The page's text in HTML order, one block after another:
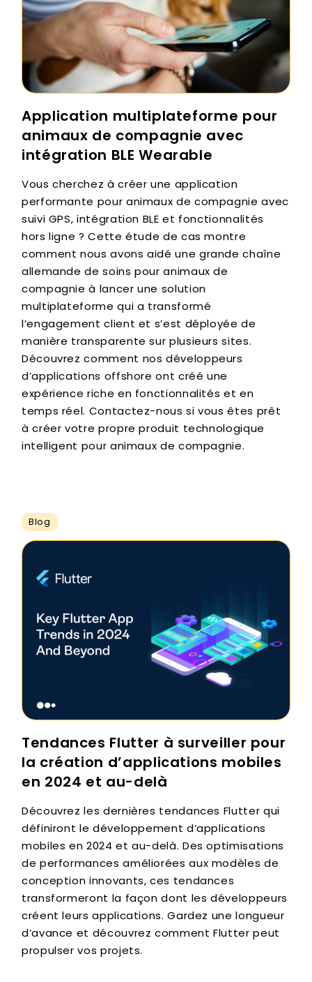
Application multiplateforme pour
animaux de compagnie avec
intégration BLE Wearable
Vous cherchez à créer une application
performante pour animaux de compagnie avec
suivi GPS, intégration BLE et fonctionnalités
hors ligne ? Cette étude de cas montre
comment nous avons aidé une grande chaîne
allemande de soins pour animaux de
compagnie à lancer une solution
multiplateforme qui a transformé
l’engagement client et s’est déployée de
manière transparente sur plusieurs sites.
Découvrez comment nos développeurs
d’applications offshore ont créé une
expérience riche en fonctionnalités et en
temps réel. Contactez-nous si vous êtes prêt
à créer votre propre produit technologique
intelligent pour animaux de compagnie.
Blog
Tendances Flutter à surveiller pour
la création d’applications mobiles
en 2024 et au-delà
Découvrez les dernières tendances Flutter qui
définiront le développement d’applications
mobiles en 2024 et au-delà. Des optimisations
de performances améliorées aux modèles de
conception innovants, ces tendances
transformeront la façon dont les développeurs
créent leurs applications. Gardez une longueur
d’avance et découvrez comment Flutter peut
propulser vos projets.